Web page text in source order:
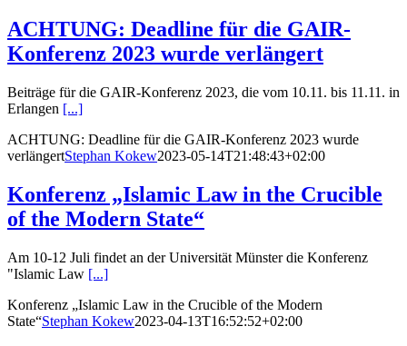
ACHTUNG: Deadline für die GAIR-
Konferenz 2023 wurde verlängert
Beiträge für die GAIR-Konferenz 2023, die vom 10.11. bis 11.11. in
Erlangen [...]
ACHTUNG: Deadline für die GAIR-Konferenz 2023 wurde
verlängertStephan Kokew2023-05-14T21:48:43+02:00
Konferenz „Islamic Law in the Crucible
of the Modern State“
Am 10-12 Juli findet an der Universität Münster die Konferenz
"Islamic Law [...]
Konferenz „Islamic Law in the Crucible of the Modern
State“Stephan Kokew2023-04-13T16:52:52+02:00